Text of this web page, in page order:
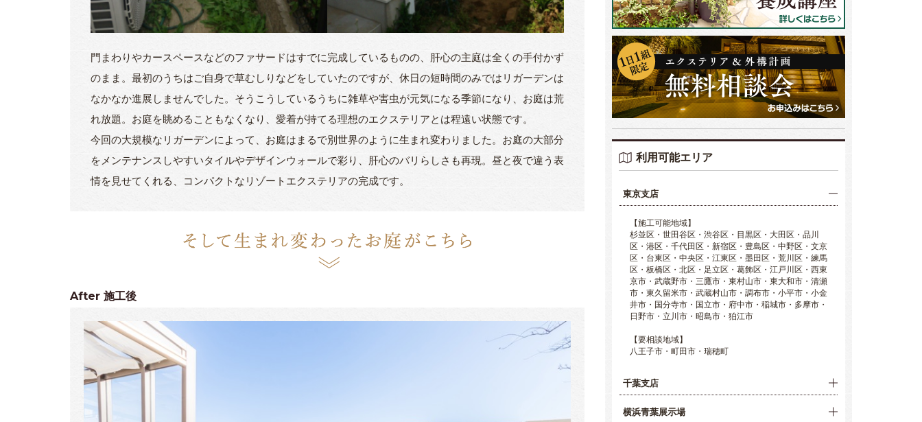
門まわりやカースペースなどのファサードはすでに完成しているものの、肝心の主庭は全くの手付かず
のまま。最初のうちはご自身で草むしりなどをしていたのですが、休日の短時間のみではリガーデンは
なかなか進展しませんでした。そうこうしているうちに雑草や害虫が元気になる季節になり、お庭は荒
れ放題。お庭を眺めることもなくなり、愛着が持てる理想のエクステリアとは程遠い状態です。
今回の大規模なリガーデンによって、お庭はまるで別世界のように生まれ変わりました。お庭の大部分
をメンテナンスしやすいタイルやデザインウォールで彩り、肝心のバリらしさも再現。昼と夜で違う表
情を見せてくれる、コンパクトなリゾートエクステリアの完成です。
After 施工後
利用可能エリア
東京支店
【施工可能地域】
杉並区・世田谷区・渋谷区・目黒区・大田区・品川
区・港区・千代田区・新宿区・豊島区・中野区・文京
区・台東区・中央区・江東区・墨田区・荒川区・練馬
区・板橋区・北区・足立区・葛飾区・江戸川区・西東
京市・武蔵野市・三鷹市・東村山市・東大和市・清瀬
市・東久留米市・武蔵村山市・調布市・小平市・小金
井市・国分寺市・国立市・府中市・稲城市・多摩市・
日野市・立川市・昭島市・狛江市
【要相談地域】
八王子市・町田市・瑞穂町
千葉支店
横浜青葉展示場